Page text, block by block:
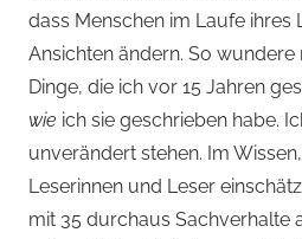
dass Menschen im Laufe ihres
Ansichten ändern. So
Dinge, die ich vor 15 Jahren
wie ich sie geschrieben habe.
unverändert stehen. Im
Leserinnen und Leser
mit 35 durchaus Sachverhalte